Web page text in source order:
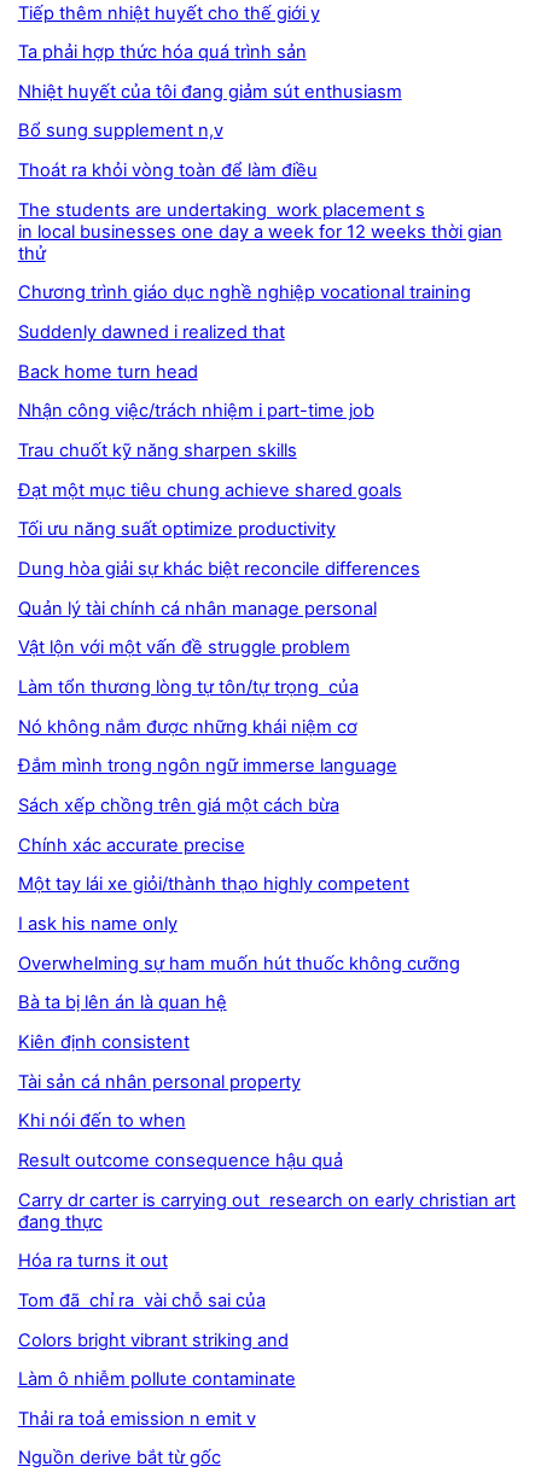
Tiếp thêm nhiệt huyết cho thế giới y
Ta phải hợp thức hóa quá trình sản
Nhiệt huyết của tôi đang giảm sút enthusiasm
Bổ sung supplement n,v
Thoát ra khỏi vòng toàn để làm điều
The students are undertaking work placement s
in local businesses one day a week for 12 weeks thời gian
thử
Chương trình giáo dục nghề nghiệp vocational training
Suddenly dawned i realized that
Back home turn head
Nhận công việc/trách nhiệm i part-time job
Trau chuốt kỹ năng sharpen skills
Đạt một mục tiêu chung achieve shared goals
Tối ưu năng suất optimize productivity
Dung hòa giải sự khác biệt reconcile differences
Quản lý tài chính cá nhân manage personal
Vật lộn với một vấn đề struggle problem
Làm tổn thương lòng tự tôn/tự trọng của
Nó không nắm được những khái niệm cơ
Đắm mình trong ngôn ngữ immerse language
Sách xếp chồng trên giá một cách bừa
Chính xác accurate precise
Một tay lái xe giỏi/thành thạo highly competent
I ask his name only
Overwhelming sự ham muốn hút thuốc không cưỡng
Bà ta bị lên án là quan hệ
Kiên định consistent
Tài sản cá nhân personal property
Khi nói đến to when
Result outcome consequence hậu quả
Carry dr carter is carrying out research on early christian art
đang thực
Hóa ra turns it out
Tom đã chỉ ra vài chỗ sai của
Colors bright vibrant striking and
Làm ô nhiễm pollute contaminate
Thải ra toả emission n emit v
Nguồn derive bắt từ gốc